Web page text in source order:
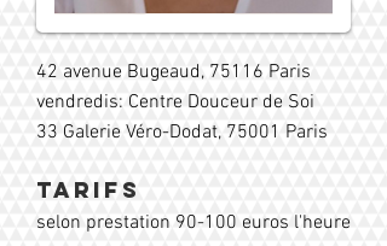
42 avenue Bugeaud, 75116 Paris
vendredis: Centre Douceur de Soi
33 Galerie Véro-Dodat, 75001 Paris
TARIFS
selon prestation 90-100 euros l'heure